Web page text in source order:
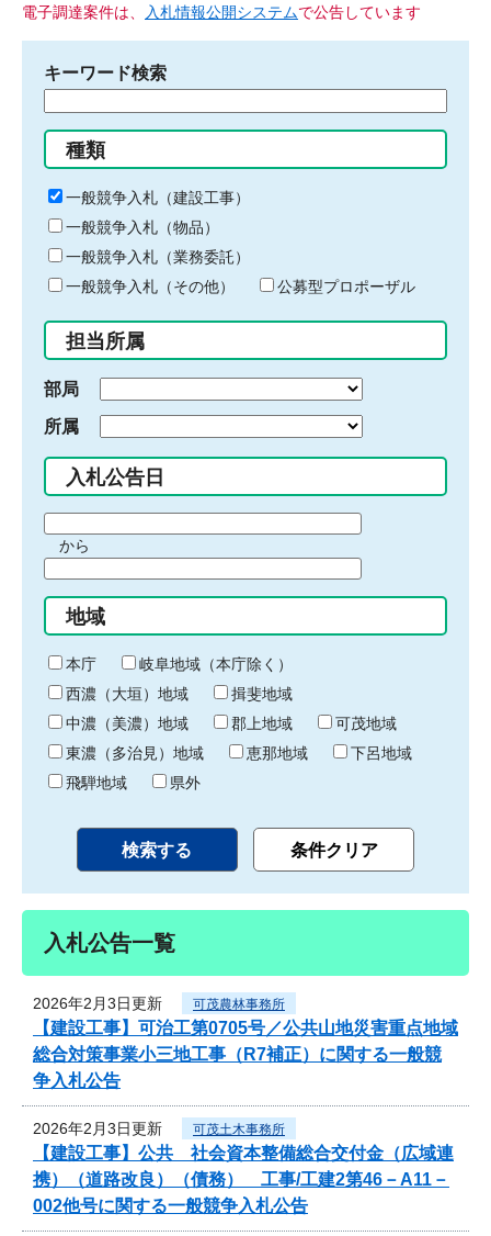
電子調達案件は、 入札情報公開システムで公告しています
キーワード検索
る
キ
ー
ワ
ー
ド
入
力
種類
一般競争入札（建設工事）
一般競争入札（物品）
一般競争入札（業務委託）
一般競争入札（その他）
公募型プロポーザル
担当所属
部局
所属
入札公告日
間
始
り
から
間
終
わ
り
地域
本庁
岐阜地域（本庁除く）
西濃（大垣）地域
揖斐地域
中濃（美濃）地域
郡上地域
可茂地域
東濃（多治見）地域
恵那地域
下呂地域
飛騨地域
県外
入札公告一覧
2026年2月3日更新 可茂農林事務所
【建設工事】可治工第0705号／公共山地災害重点地域
総合対策事業小三地工事（R7補正）に関する一般競
争入札公告
2026年2月3日更新 可茂土木事務所
【建設工事】公共 社会資本整備総合交付金（広域連
携）（道路改良）（債務） 工事/工建2第46－A11－
002他号に関する一般競争入札公告